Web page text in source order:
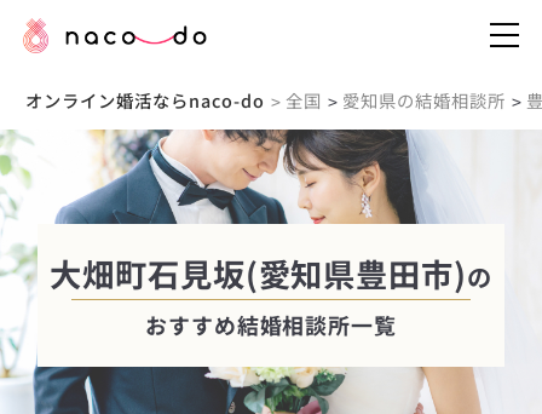
オンライン婚活ならnaco-do > 全国 > 愛知県の結婚相談所 >
大畑町石見坂(愛知県豊田市)の
おすすめ結婚相談所一覧